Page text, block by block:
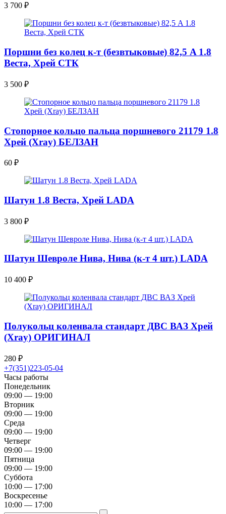
3 700 ₽
Поршни без колец к-т (безвтыковые) 82,5 A 1.8
Веста, Хрей СТК
3 500 ₽
Стопорное кольцо пальца поршневого 21179 1.8
Хрей (Xray) БЕЛЗАН
60 ₽
Шатун 1.8 Веста, Хрей LADA
3 800 ₽
Шатун Шевроле Нива, Нива (к-т 4 шт.) LADA
10 400 ₽
Полукольц коленвала стандарт ДВС ВАЗ Хрей
(Xray) ОРИГИНАЛ
280 ₽
+7(351)223-05-04
Часы работы
Понедельник
09:00 — 19:00
Вторник
09:00 — 19:00
Среда
09:00 — 19:00
Четверг
09:00 — 19:00
Пятница
09:00 — 19:00
Суббота
10:00 — 17:00
Воскресенье
10:00 — 17:00